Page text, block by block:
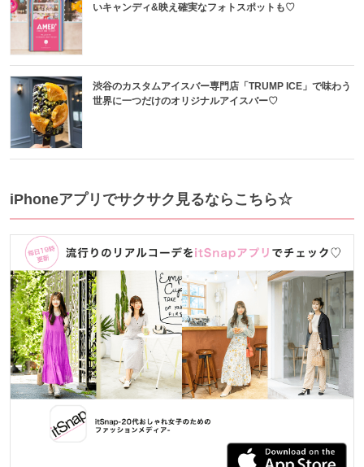
いキャンディ&映え確実なフォトスポットも♡
渋谷のカスタムアイスバー専門店「TRUMP ICE」で味わう
世界に一つだけのオリジナルアイスバー♡
iPhoneアプリでサクサク見るならこちら☆